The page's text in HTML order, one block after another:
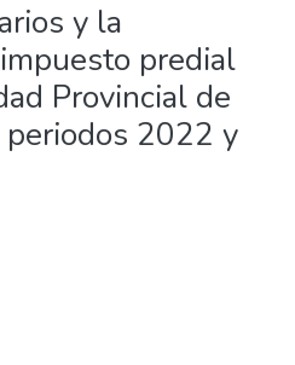
y la
predial
Provincial de
2022 y